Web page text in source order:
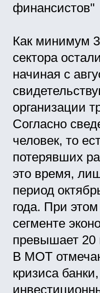
финансистов"
Как минимум
сектора
начиная с
организации
Согласно
человек, то
потерявших
это время,
период
года. При
сегменте
превышает 20
В МОТ
кризиса